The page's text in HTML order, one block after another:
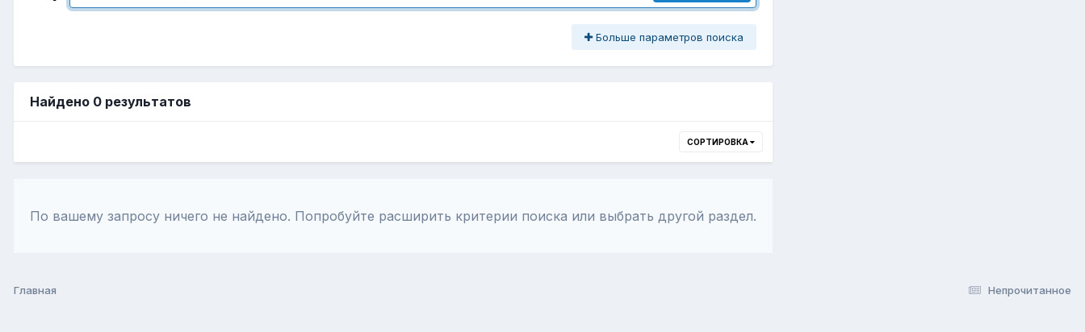
Больше параметров поиска
Найдено 0 результатов
СОРТИРОВКА
По вашему запросу ничего не найдено. Попробуйте расширить критерии поиска или выбрать другой раздел.
Непрочитанное
Главная